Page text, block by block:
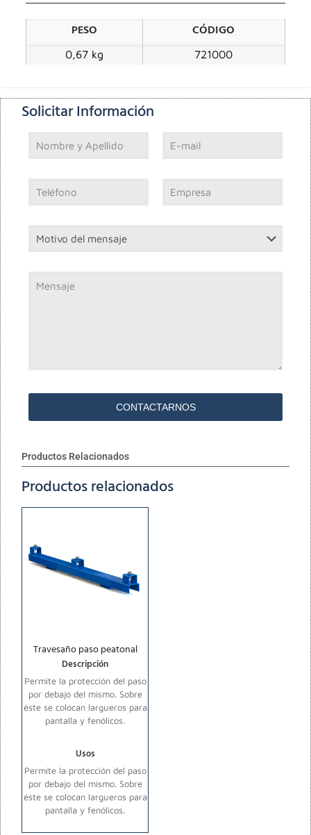
PESO CÓDIGO
0,67 kg 721000
Solicitar Información
Productos Relacionados
Productos relacionados
Travesaño paso peatonal
Descripción
Permite la protección del paso
por debajo del mismo. Sobre
éste se colocan largueros para
pantalla y fenólicos.
Usos
Permite la protección del paso
por debajo del mismo. Sobre
éste se colocan largueros para
pantalla y fenólicos.